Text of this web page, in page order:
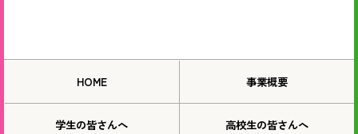
HOME 事業概要
学生の皆さんへ 高校生の皆さんへ